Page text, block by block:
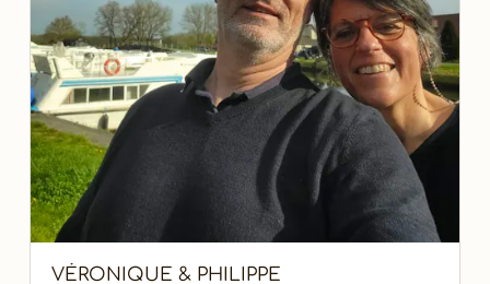
VÉRONIQUE & PHILIPPE